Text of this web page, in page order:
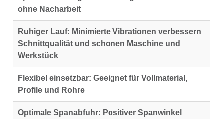
ohne Nacharbeit
Ruhiger Lauf: Minimierte Vibrationen verbessern
Schnittqualität und schonen Maschine und
Werkstück
Flexibel einsetzbar: Geeignet für Vollmaterial,
Profile und Rohre
Optimale Spanabfuhr: Positiver Spanwinkel